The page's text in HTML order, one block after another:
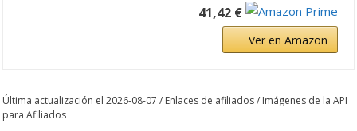
41,42 €
Ver en Amazon
Última actualización el 2026-08-07 / Enlaces de afiliados / Imágenes de la API
para Afiliados